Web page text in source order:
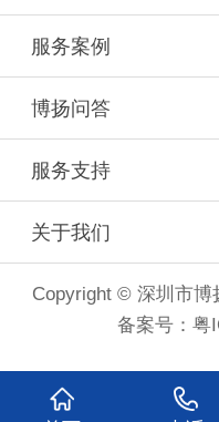
服务案例
博扬问答
服务支持
关于我们
Copyright © 深圳市博
备案号： 粤